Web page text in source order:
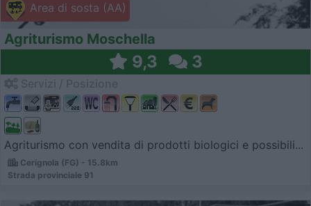
Area di sosta (AA)
Agriturismo Moschella
9,3 3
Agriturismo con vendita di prodotti biologici e possibili...
Cerignola (FG) - 15.8km
Strada provinciale 91